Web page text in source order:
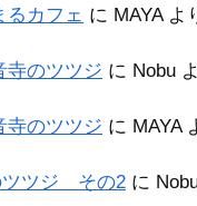
るカフェ に MAYAよ
寺のツツジ に Nobu
寺のツツジ に MAYA
ツツジ その2 に